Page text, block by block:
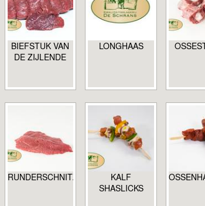
BIEFSTUK VAN
DE ZIJLENDE
LONGHAAS
RUNDERSCHNITZEL
KALF
SHASLICKS